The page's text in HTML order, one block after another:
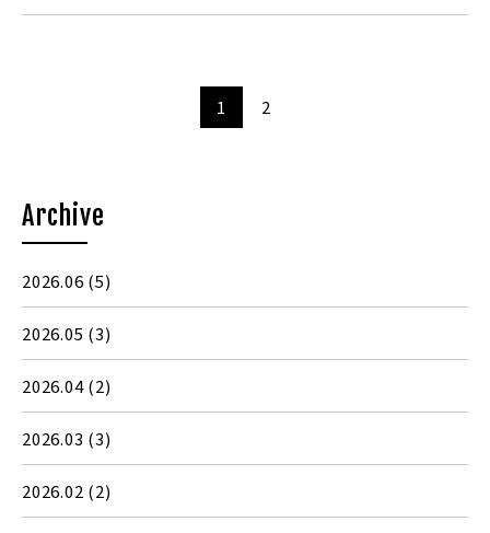
1 2
Archive
2026.06 (5)
2026.05 (3)
2026.04(2)
2026.03 (3)
2026.02 (2)